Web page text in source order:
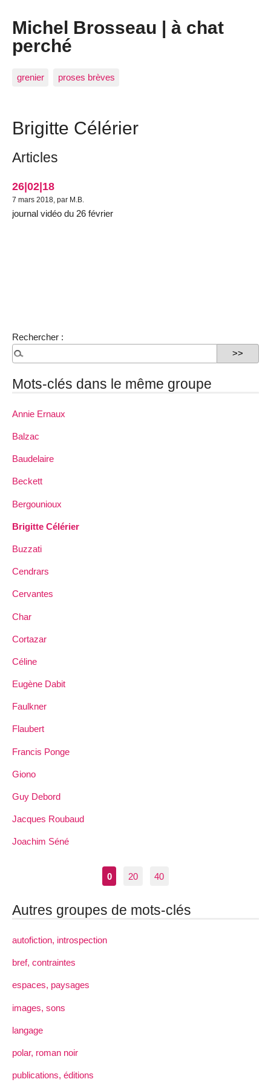
Michel Brosseau | à chat
perché
grenier proses brèves
Brigitte Célérier
Articles
26|02|18
7 mars 2018, par M.B.
journal vidéo du 26 février
Rechercher :
Mots-clés dans le même groupe
Annie Ernaux
Balzac
Baudelaire
Beckett
Bergounioux
Brigitte Célérier
Buzzati
Cendrars
Cervantes
Char
Cortazar
Céline
Eugène Dabit
Faulkner
Flaubert
Francis Ponge
Giono
Guy Debord
Jacques Roubaud
Joachim Séné
0 20 40
Autres groupes de mots-clés
autofiction, introspection
bref, contraintes
espaces, paysages
images, sons
langage
polar, roman noir
publications, éditions